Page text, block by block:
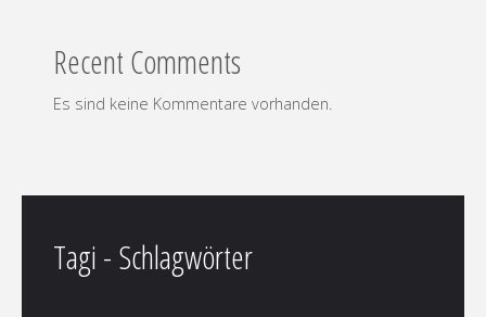
Recent Comments
Es sind keine Kommentare vorhanden.
Tagi - Schlagwörter